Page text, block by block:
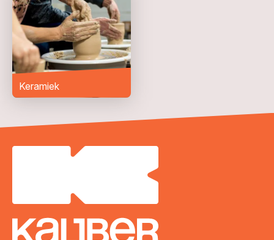
Keramiek